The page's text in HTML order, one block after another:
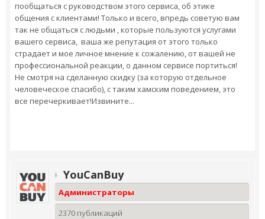
пообщаться с руководством этого сервиса, об этике
общения с клиентами! Только и всего, впредь советую вам
так не общаться с людьми , которые пользуются услугами
вашего сервиса, ваша же репутация от этого только
страдает и мое личное мнение к сожалению, от вашей не
профессиональной реакции, о данном сервисе портиться!
Не смотря на сделанную скидку (за которую отдельное
человеческое спасибо), с таким хамским поведением, это
все перечеркивает!Извините...
YouCanBuy
Администраторы
2370 публикаций